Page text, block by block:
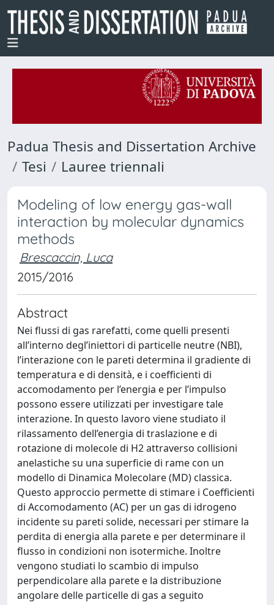
Padua Thesis and Dissertation Archive
Tesi
Lauree triennali
Modeling of low energy gas-wall
interaction by molecular dynamics
methods
Brescaccin, Luca
2015/2016
Abstract
Nei flussi di gas rarefatti, come quelli presenti
all’interno degl’iniettori di particelle neutre (NBI),
l’interazione con le pareti determina il gradiente di
temperatura e di densità, e i coefficienti di
accomodamento per l’energia e per l’impulso
possono essere utilizzati per investigare tale
interazione. In questo lavoro viene studiato il
rilassamento dell’energia di traslazione e di
rotazione di molecole di H2 attraverso collisioni
anelastiche su una superficie di rame con un
modello di Dinamica Molecolare (MD) classica.
Questo approccio permette di stimare i Coefficienti
di Accomodamento (AC) per un gas di idrogeno
incidente su pareti solide, necessari per stimare la
perdita di energia alla parete e per determinare il
flusso in condizioni non isotermiche. Inoltre
vengono studiati lo scambio di impulso
perpendicolare alla parete e la distribuzione
angolare delle particelle di gas a seguito